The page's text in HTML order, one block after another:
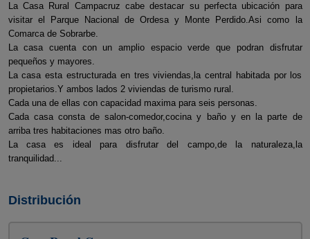
La Casa Rural Campacruz cabe destacar su perfecta ubicación para
visitar el Parque Nacional de Ordesa y Monte Perdido.Asi como la
Comarca de Sobrarbe.
La casa cuenta con un amplio espacio verde que podran disfrutar
pequeños y mayores.
La casa esta estructurada en tres viviendas,la central habitada por los
propietarios.Y ambos lados 2 viviendas de turismo rural.
Cada una de ellas con capacidad maxima para seis personas.
Cada casa consta de salon-comedor,cocina y baño y en la parte de
arriba tres habitaciones mas otro baño.
La casa es ideal para disfrutar del campo,de la naturaleza,la
tranquilidad...
Distribución